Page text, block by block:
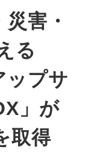
害・
る
ップサ
」が
取得